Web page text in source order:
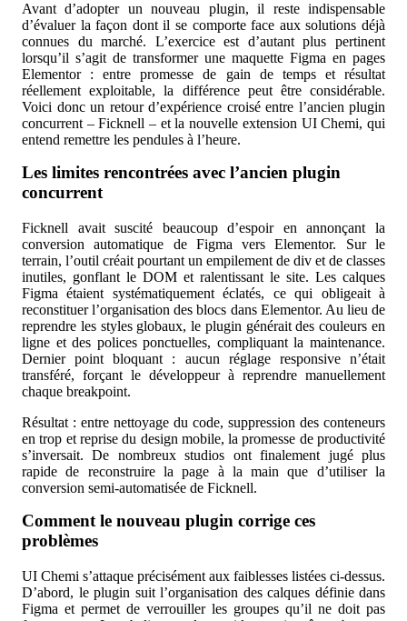
Avant d’adopter un nouveau plugin, il reste indispensable
d’évaluer la façon dont il se comporte face aux solutions déjà
connues du marché. L’exercice est d’autant plus pertinent
lorsqu’il s’agit de transformer une maquette Figma en pages
Elementor : entre promesse de gain de temps et résultat
réellement exploitable, la différence peut être considérable.
Voici donc un retour d’expérience croisé entre l’ancien plugin
concurrent – Ficknell – et la nouvelle extension UI Chemi, qui
entend remettre les pendules à l’heure.
Les limites rencontrées avec l’ancien plugin
concurrent
Ficknell avait suscité beaucoup d’espoir en annonçant la
conversion automatique de Figma vers Elementor. Sur le
terrain, l’outil créait pourtant un empilement de div et de classes
inutiles, gonflant le DOM et ralentissant le site. Les calques
Figma étaient systématiquement éclatés, ce qui obligeait à
reconstituer l’organisation des blocs dans Elementor. Au lieu de
reprendre les styles globaux, le plugin générait des couleurs en
ligne et des polices ponctuelles, compliquant la maintenance.
Dernier point bloquant : aucun réglage responsive n’était
transféré, forçant le développeur à reprendre manuellement
chaque breakpoint.
Résultat : entre nettoyage du code, suppression des conteneurs
en trop et reprise du design mobile, la promesse de productivité
s’inversait. De nombreux studios ont finalement jugé plus
rapide de reconstruire la page à la main que d’utiliser la
conversion semi-automatisée de Ficknell.
Comment le nouveau plugin corrige ces
problèmes
UI Chemi s’attaque précisément aux faiblesses listées ci-dessus.
D’abord, le plugin suit l’organisation des calques définie dans
Figma et permet de verrouiller les groupes qu’il ne doit pas